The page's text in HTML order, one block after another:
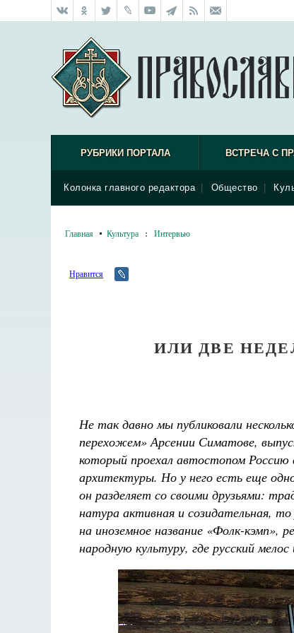
РУБРИКИ ПОРТАЛА ВСТРЕЧА С
Колонка главного редактора Общество
Главная Культура : Интервью
Нравится
ИЛИ ДВЕ
Не так давно мы публиковали
перехожем» Арсении Симатове,
который проехал автостопом Россию
архитектуры. Но у него есть еще
он разделяет со своими друзьями:
натура активная и созидательная,
на иноземное название «Фолк-кэмп»,
народную культуру, где русский
Детский помянник
Татьяна Никольская